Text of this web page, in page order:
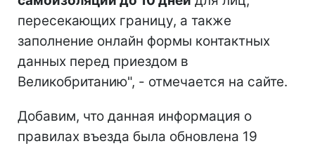
пересекающих границу, а также
заполнение онлайн формы контактных
данных перед приездом в
Великобританию", - отмечается на сайте.
Добавим, что данная информация о
правилах въезда была обновлена 19